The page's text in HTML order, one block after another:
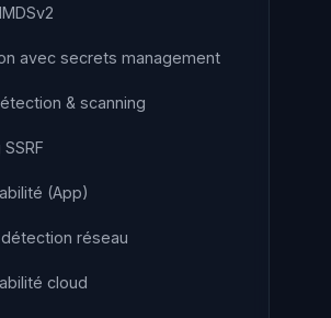
avec secrets management
& scanning
(App)
détection réseau
cloud